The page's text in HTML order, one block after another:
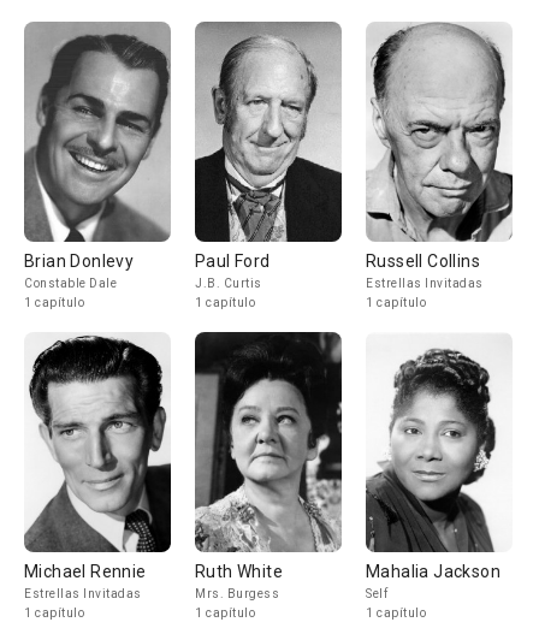
Brian Donlevy
Constable Dale
1 capítulo
Paul Ford
J.B. Curtis
1 capítulo
Russell Collins
Estrellas Invitadas
1 capítulo
Michael Rennie
Estrellas Invitadas
1 capítulo
Ruth White
Mrs. Burgess
1 capítulo
Mahalia Jackson
Self
1 capítulo